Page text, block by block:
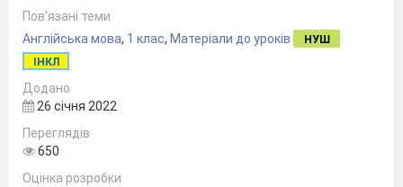
Пов’язані теми
Англійська мова, 1 клас, Матеріали до уроків
НУШ
ІНКЛ
Додано
26 січня 2022
Переглядів
650
Оцінка розробки